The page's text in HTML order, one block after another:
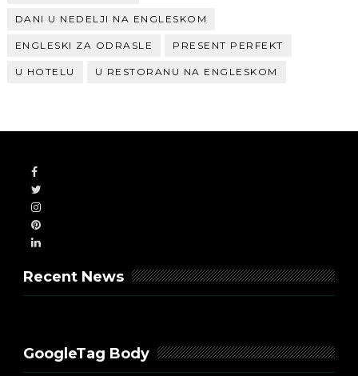
DANI U NEDELJI NA ENGLESKOM
ENGLESKI ZA ODRASLE PRESENT PERFEKT
U HOTELU U RESTORANU NA ENGLESKOM
Recent News
GoogleTag Body